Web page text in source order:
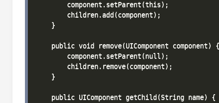
        component.setParent(this);
        children.add(component);
    }
    public void remove(UIComponent component) {
        component.setParent(null);
        children.remove(component);
    }
    public UIComponent getChild(String name) {